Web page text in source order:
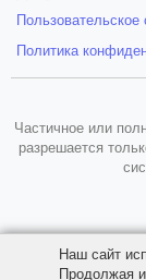
Пользовательское
Политика
Частичное или
разрешается
Наш сайт
Продолжая